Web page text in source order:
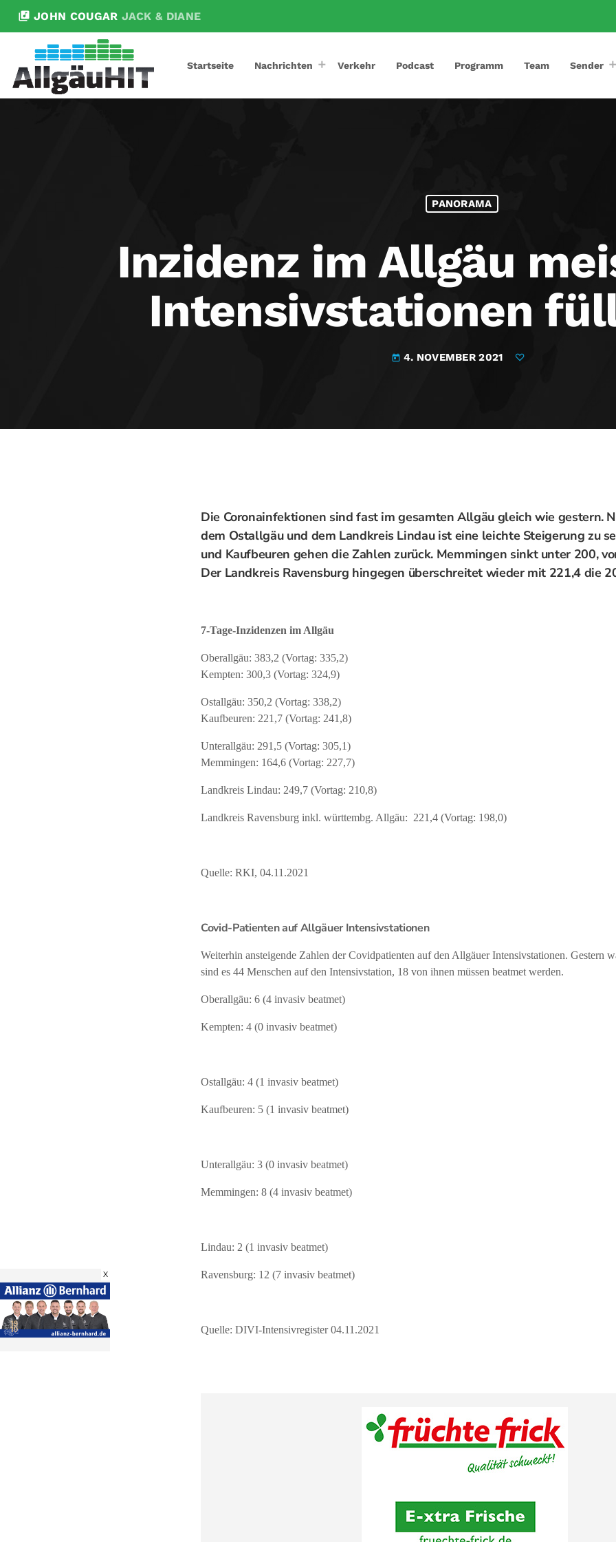
library_music JOHN COUGAR JACK & DIANE
Startseite Nachrichten Verkehr Podcast Programm Team Sender
PANORAMA
Inzidenz im Allgäu
Intensivstationen
today 4. NOVEMBER 2021
Die Coronainfektionen sind fast im gesamten Allgäu gleich wie gestern.
dem Ostallgäu und dem Landkreis Lindau ist eine leichte Steigerung zu
und Kaufbeuren gehen die Zahlen zurück. Memmingen sinkt unter 200,
Der Landkreis Ravensburg hingegen überschreitet wieder mit 221,4 die
7-Tage-Inzidenzen im Allgäu
Oberallgäu: 383,2 (Vortag: 335,2)
Kempten: 300,3 (Vortag: 324,9)
Ostallgäu: 350,2 (Vortag: 338,2)
Kaufbeuren: 221,7 (Vortag: 241,8)
Unterallgäu: 291,5 (Vortag: 305,1)
Memmingen: 164,6 (Vortag: 227,7)
Landkreis Lindau: 249,7 (Vortag: 210,8)
Landkreis Ravensburg inkl. württembg. Allgäu: 221,4 (Vortag: 198,0)
Quelle: RKI, 04.11.2021
Covid-Patienten auf Allgäuer Intensivstationen
Weiterhin ansteigende Zahlen der Covidpatienten auf den Allgäuer Intensivstationen. Gestern
sind es 44 Menschen auf den Intensivstation, 18 von ihnen müssen beatmet werden.
Oberallgäu: 6 (4 invasiv beatmet)
Kempten: 4 (0 invasiv beatmet)
Ostallgäu: 4 (1 invasiv beatmet)
Kaufbeuren: 5 (1 invasiv beatmet)
Unterallgäu: 3 (0 invasiv beatmet)
Memmingen: 8 (4 invasiv beatmet)
Lindau: 2 (1 invasiv beatmet)
Ravensburg: 12 (7 invasiv beatmet)
Quelle: DIVI-Intensivregister 04.11.2021
X